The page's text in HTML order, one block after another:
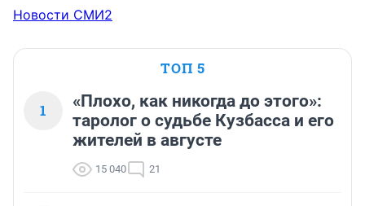
Новости СМИ2
ТОП 5
1
«Плохо, как никогда до этого»:
таролог о судьбе Кузбасса и его
жителей в августе
15 040 21